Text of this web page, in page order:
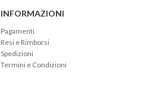
INFORMAZIONI
Pagamenti
Resi e Rimborsi
Spedizioni
Termini e Condizioni